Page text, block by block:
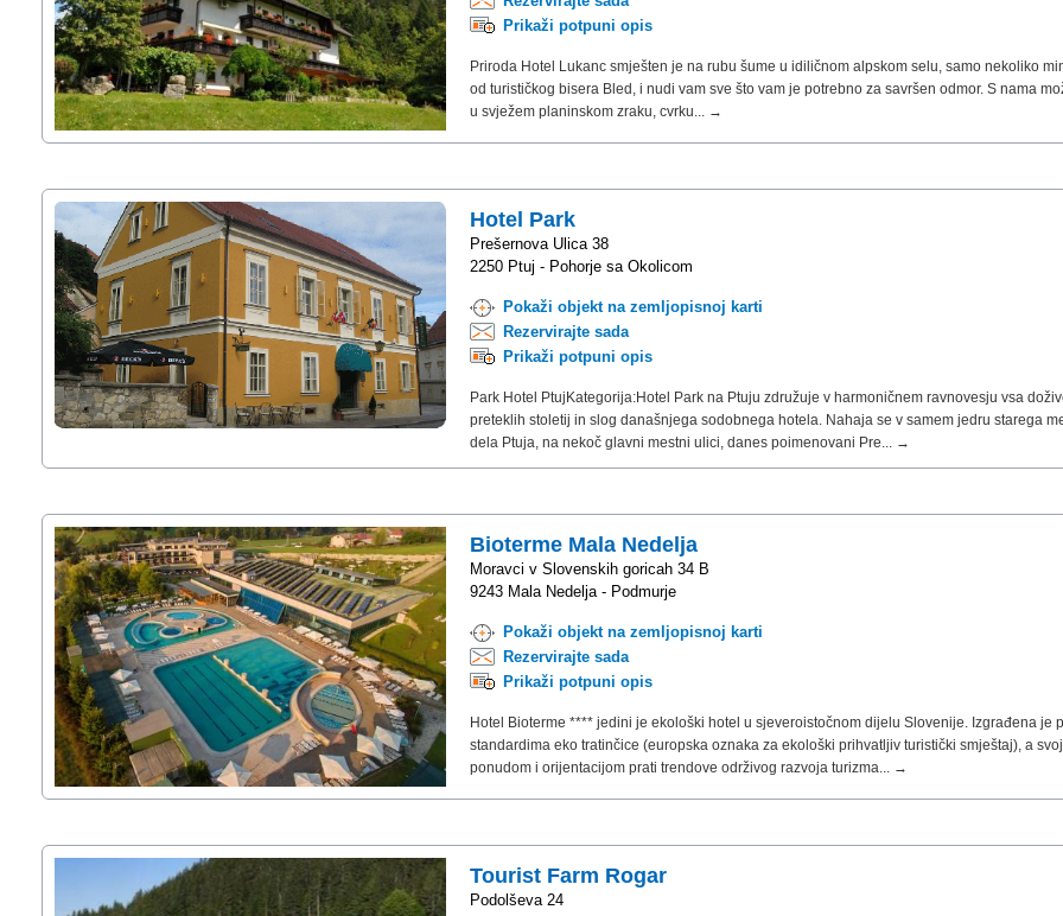
Prikaži potpuni opis
Priroda Hotel Lukanc smješten je na rubu šume u idiličnom alpskom selu, samo nekoliko
od turističkog bisera Bled, i nudi vam sve što vam je potrebno za savršen odmor. S nama
u svježem planinskom zraku, cvrku... →
Hotel Park
Prešernova Ulica 38
2250 Ptuj - Pohorje sa Okolicom
Pokaži objekt na zemljopisnoj karti
Rezervirajte sada
Prikaži potpuni opis
Park Hotel PtujKategorija:Hotel Park na Ptuju združuje v harmoničnem ravnovesju vsa
preteklih stoletij in slog današnjega sodobnega hotela. Nahaja se v samem jedru starega
dela Ptuja, na nekoč glavni mestni ulici, danes poimenovani Pre... →
Bioterme Mala Nedelja
Moravci v Slovenskih goricah 34 B
9243 Mala Nedelja - Podmurje
Pokaži objekt na zemljopisnoj karti
Rezervirajte sada
Prikaži potpuni opis
Hotel Bioterme **** jedini je ekološki hotel u sjeveroistočnom dijelu Slovenije. Izgrađena je
standardima eko tratinčice (europska oznaka za ekološki prihvatljiv turistički smještaj), a
ponudom i orijentacijom prati trendove održivog razvoja turizma... →
Tourist Farm Rogar
Podolševa 24